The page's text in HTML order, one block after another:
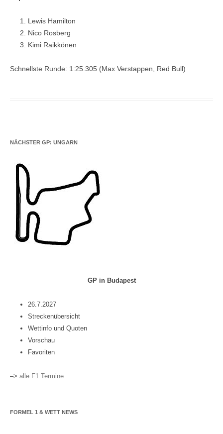
Lewis Hamilton
Nico Rosberg
Kimi Raikkönen
Schnellste Runde: 1:25.305 (Max Verstappen, Red Bull)
NÄCHSTER GP: UNGARN
GP in Budapest
26.7.2027
Streckenübersicht
Wettinfo und Quoten
Vorschau
Favoriten
–> alle F1 Termine
FORMEL 1 & WETT NEWS